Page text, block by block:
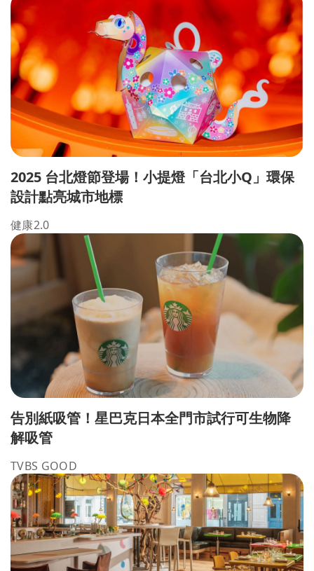
2025 台北燈節登場！小提燈「台北小Q」環保
設計點亮城市地標
健康2.0
告別紙吸管！星巴克日本全門市試行可生物降
解吸管
TVBS GOOD